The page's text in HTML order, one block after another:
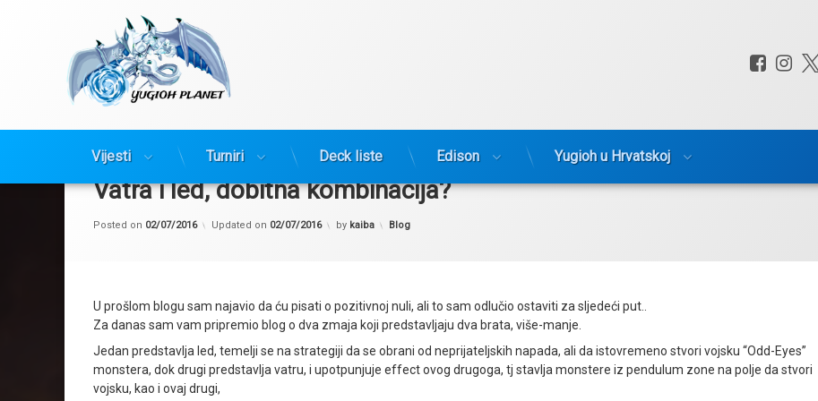
Preskoči
Vijesti Turniri Deck liste Edison Yugioh u Hrvatskoj
Vatra i led, dobitna kombinacija?
Posted on 02/07/2016 Updated on 02/07/2016 by kaiba Kategorije:
Blog
U prošlom blogu sam najavio da ću pisati o pozitivnoj nuli, ali to sam odlučio ostaviti za sljedeći put..
Za danas sam vam pripremio blog o dva zmaja koji predstavljaju dva brata, više-manje.
Jedan predstavlja led, temelji se na strategiji da se obrani od neprijateljskih napada, ali da istovremeno stvori vojsku “Odd-Eyes”
monstera, dok drugi predstavlja vatru, i upotpunjuje effect ovog drugoga, tj stavlja monstere iz pendulum zone na polje da stvori
vojsku, kao i ovaj drugi,